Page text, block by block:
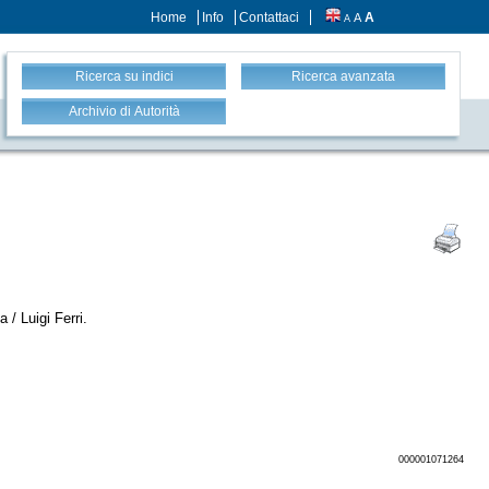
Home Info Contattaci A A A
Ricerca su indici Ricerca avanzata
Archivio di Autorità